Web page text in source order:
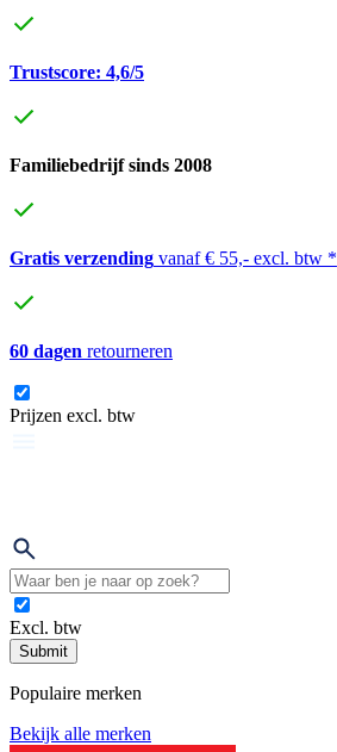
Trustscore: 4,6/5
Familiebedrijf sinds 2008
Gratis verzending vanaf € 55,- excl. btw *
60 dagen retourneren
Prijzen excl. btw
Excl. btw
Submit
Populaire merken
Bekijk alle merken